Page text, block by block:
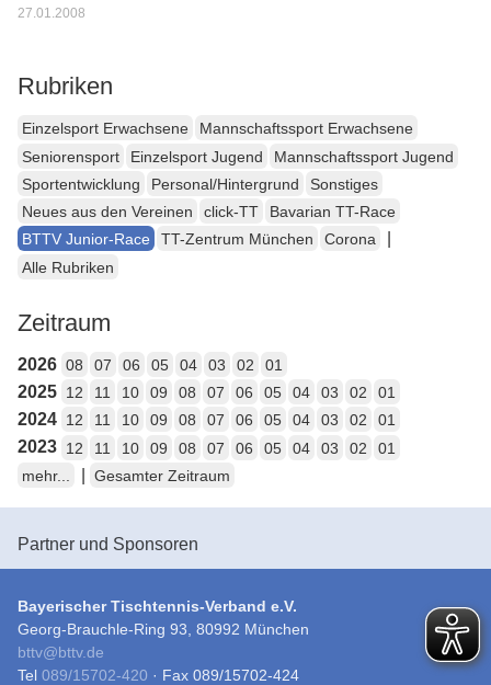
27.01.2008
Rubriken
Einzelsport Erwachsene
Mannschaftssport Erwachsene
Seniorensport
Einzelsport Jugend
Mannschaftssport Jugend
Sportentwicklung
Personal/Hintergrund
Sonstiges
Neues aus den Vereinen
click-TT
Bavarian TT-Race
BTTV Junior-Race
TT-Zentrum München Corona
Alle Rubriken
Zeitraum
2026 08 07 06 05 04 03 02 01
2025 12 11 10 09 08 07 06 05 04 03 02 01
2024 12 11 10 09 08 07 06 05 04 03 02 01
2023 12 11 10 09 08 07 06 05 04 03 02
01
mehr...
Gesamter Zeitraum
Partner und Sponsoren
Bayerischer Tischtennis-Verband e.V.
Georg-Brauchle-Ring 93, 80992 München
bttv@bttv.de
Tel 089/15702-420 · Fax 089/15702-424